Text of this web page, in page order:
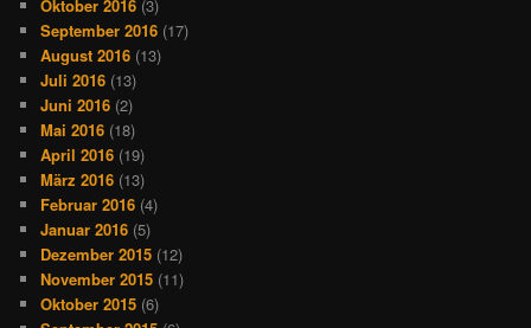
Oktober 2016 (3)
September 2016 (17)
August 2016 (13)
Juli 2016 (13)
Juni 2016 (2)
Mai 2016 (18)
April 2016 (19)
März 2016 (13)
Februar 2016 (4)
Januar 2016 (5)
Dezember 2015 (12)
November 2015 (11)
Oktober 2015 (6)